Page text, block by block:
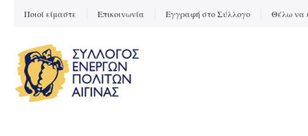
Ποιοί είμαστε Επικοινωνία Εγγραφή στο Σύλλογο Θέλω να